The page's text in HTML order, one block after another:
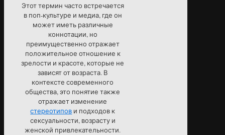
Этот термин часто встречается
в поп-культуре и медиа, где он
может иметь различные
коннотации, но
преимущественно отражает
положительное отношение к
зрелости и красоте, которые не
зависят от возраста. В
контексте современного
общества, это понятие также
отражает изменение
стереотипов и подходов к
сексуальности, возрасту и
женской привлекательности.